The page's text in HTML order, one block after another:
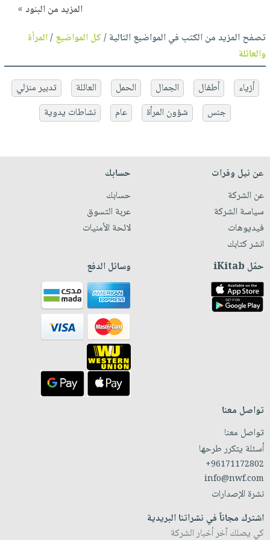
المزيد من البنود »
تصفح المزيد من الكتب في المواضيع التالية /كل المواضيع/المرأة
والعائلة
أزياء أطفال الجمال الحمل العائلة
تدبير منزلي
جنس
شؤون المرأة عام نشاطات يدوية
عن نيل وفرات
عن الشركة
سياسة الشركة
فيديوهات
انشر كتابك
حسابك
حسابك
عربة التسوق
لائحة الأمنيات
حمّل iKitab وسائل الدفع
تواصل معنا
تواصل معنا
أسئلة يتكرر طرحها
+96171172802
info@nwf.com
نشرة الإصدارات
اشترك مجاناً في نشراتنا البريدية
كي يصلك آخر أخبار الشركة